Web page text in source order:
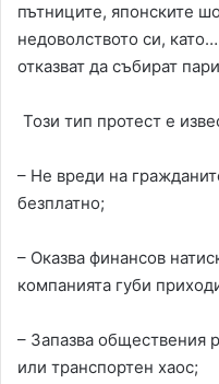
пътниците, японските
недоволството си,
отказват да събират
Този тип протест е
– Не вреди на
безплатно;
– Оказва финансов
компанията губи
– Запазва обществения
или транспортен хаос;